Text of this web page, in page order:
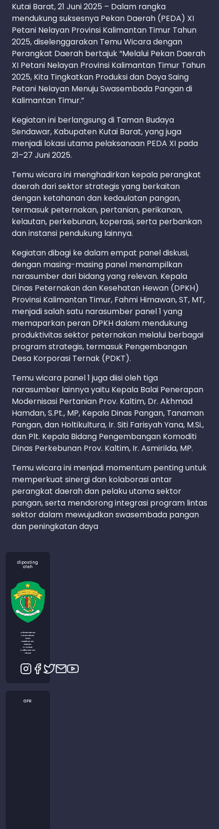
Kutai Barat, 21 Juni 2025 – Dalam rangka
mendukung suksesnya Pekan Daerah (PEDA) XI
Petani Nelayan Provinsi Kalimantan Timur Tahun
2025, diselenggarakan Temu Wicara dengan
Perangkat Daerah bertajuk “Melalui Pekan Daerah
XI Petani Nelayan Provinsi Kalimantan Timur Tahun
2025, Kita Tingkatkan Produksi dan Daya Saing
Petani Nelayan Menuju Swasembada Pangan di
Kalimantan Timur.”
Kegiatan ini berlangsung di Taman Budaya
Sendawar, Kabupaten Kutai Barat, yang juga
menjadi lokasi utama pelaksanaan PEDA XI pada
21–27 Juni 2025.
Temu wicara ini menghadirkan kepala perangkat
daerah dari sektor strategis yang berkaitan
dengan ketahanan dan kedaulatan pangan,
termasuk peternakan, pertanian, perikanan,
kelautan, perkebunan, koperasi, serta perbankan
dan instansi pendukung lainnya.
Kegiatan dibagi ke dalam empat panel diskusi,
dengan masing-masing panel menampilkan
narasumber dari bidang yang relevan. Kepala
Dinas Peternakan dan Kesehatan Hewan (DPKH)
Provinsi Kalimantan Timur, Fahmi Himawan, ST, MT,
menjadi salah satu narasumber panel 1 yang
memaparkan peran DPKH dalam mendukung
produktivitas sektor peternakan melalui berbagai
program strategis, termasuk Pengembangan
Desa Korporasi Ternak (PDKT).
Temu wicara panel 1 juga diisi oleh tiga
narasumber lainnya yaitu Kepala Balai Penerapan
Modernisasi Pertanian Prov. Kaltim, Dr. Akhmad
Hamdan, S.Pt., MP, Kepala Dinas Pangan, Tanaman
Pangan, dan Holtikultura, Ir. Siti Farisyah Yana, M.Si.,
dan Plt. Kepala Bidang Pengembangan Komoditi
Dinas Perkebunan Prov. Kaltim, Ir. Asmirilda, MP.
Temu wicara ini menjadi momentum penting untuk
memperkuat sinergi dan kolaborasi antar
perangkat daerah dan pelaku utama sektor
pangan, serta mendorong integrasi program lintas
sektor dalam mewujudkan swasembada pangan
dan peningkatan daya
diposting
oleh
Admin Dinas
Peternakan
dan
Kesehatan
Hewan
Provinsi
Kalimantan
Timur
GPR